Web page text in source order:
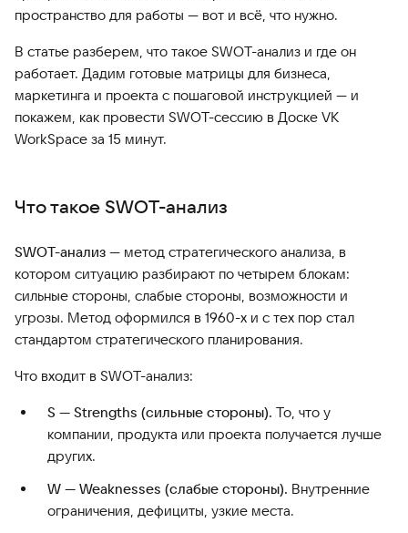
пространство для работы — вот и всё, что нужно.
В статье разберем, что такое SWOT-анализ и где он
работает. Дадим готовые матрицы для бизнеса,
маркетинга и проекта с пошаговой инструкцией — и
покажем, как провести SWOT-сессию в Доске VK
WorkSpace за 15 минут.
Что такое SWOT-анализ
SWOT-анализ — метод стратегического анализа, в
котором ситуацию разбирают по четырем блокам:
сильные стороны, слабые стороны, возможности и
угрозы. Метод оформился в 1960-х и с тех пор стал
стандартом стратегического планирования.
Что входит в SWOT-анализ:
S — Strengths (сильные стороны). То, что у
компании, продукта или проекта получается лучше
других.
W — Weaknesses (слабые стороны). Внутренние
ограничения, дефициты, узкие места.